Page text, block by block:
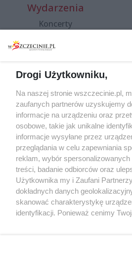
Wydarzenia
Koncerty
Spacery i oprowadzania
targi
Wernisaże
Więcej
Partnerzy
Praca Szczecin
Drogi Użytkowniku,
Na naszej stronie wszczecinie.pl,
zaufanych partnerów uzyskujemy
informacje na urządzeniu oraz
osobowe, takie jak unikalne
informacje wysyłane przez
przeglądania w celu zapewniania
reklam, wybór
treści, badanie odbiorców oraz
Użytkownika my i Zaufani
dokładnych danych
skanować charakterystykę
identyfikacji. Ponieważ cenimy